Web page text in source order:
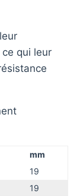
qui leur
mm
19
19